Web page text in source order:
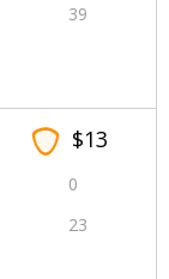
39
$13
0
23